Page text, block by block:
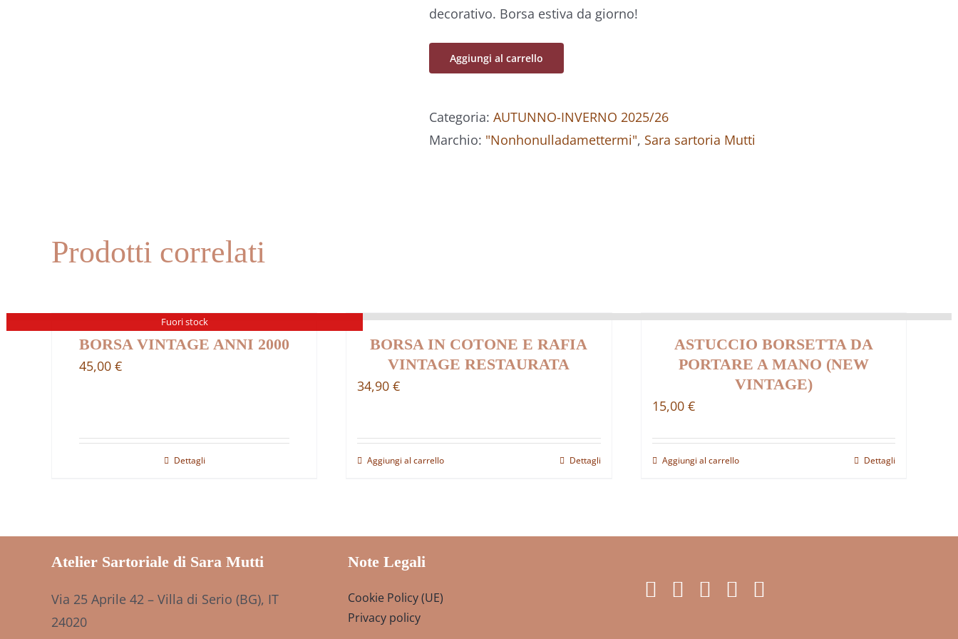
decorativo. Borsa estiva da giorno!
Aggiungi al carrello
Categoria: AUTUNNO-INVERNO 2025/26
Marchio: "Nonhonulladamettermi", Sara sartoria Mutti
Prodotti correlati
Fuori stock
BORSA VINTAGE ANNI 2000
45,00€
Dettagli
BORSA IN COTONE E RAFIA
VINTAGE RESTAURATA
34,90€
Aggiungi al carrello Dettagli
ASTUCCIO BORSETTA DA
PORTARE A MANO (NEW
VINTAGE)
15,00 €
Aggiungi al carrello Dettagli
Atelier Sartoriale di Sara Mutti
Via 25 Aprile 42 – Villa di Serio (BG), IT
24020
Note Legali
Cookie Policy (UE)
Privacy policy